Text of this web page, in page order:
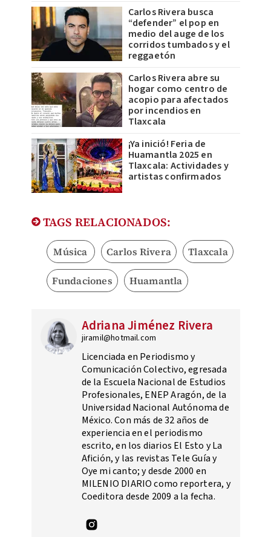
Carlos Rivera busca
“defender” el pop en
medio del auge de los
corridos tumbados y el
reggaetón
Carlos Rivera abre su
hogar como centro de
acopio para afectados
por incendios en
Tlaxcala
¡Ya inició! Feria de
Huamantla 2025 en
Tlaxcala: Actividades y
artistas confirmados
TAGS RELACIONADOS:
Música Carlos Rivera Tlaxcala
Fundaciones Huamantla
Adriana Jiménez Rivera
jiramil@hotmail.com
Licenciada en Periodismo y
Comunicación Colectivo, egresada
de la Escuela Nacional de Estudios
Profesionales, ENEP Aragón, de la
Universidad Nacional Autónoma de
México. Con más de 32 años de
experiencia en el periodismo
escrito, en los diarios El Esto y La
Afición, y las revistas Tele Guía y
Oye mi canto; y desde 2000 en
MILENIO DIARIO como reportera, y
Coeditora desde 2009 a la fecha.